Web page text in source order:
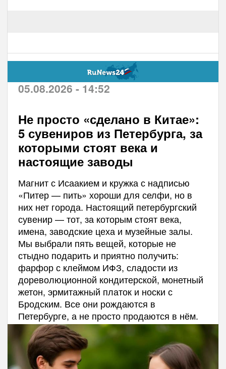
05.08.2026 - 14:52
Не просто «сделано в Китае»:
5 сувениров из Петербурга, за
которыми стоят века и
настоящие заводы
Магнит с Исаакием и кружка с надписью
«Питер — пить» хороши для селфи, но в
них нет города. Настоящий петербургский
сувенир — тот, за которым стоят века,
имена, заводские цеха и музейные залы.
Мы выбрали пять вещей, которые не
стыдно подарить и приятно получить:
фарфор с клеймом ИФЗ, сладости из
дореволюционной кондитерской, монетный
жетон, эрмитажный платок и носки с
Бродским. Все они рождаются в
Петербурге, а не просто продаются в нём.